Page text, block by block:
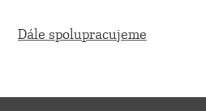
Dále spolupracujeme